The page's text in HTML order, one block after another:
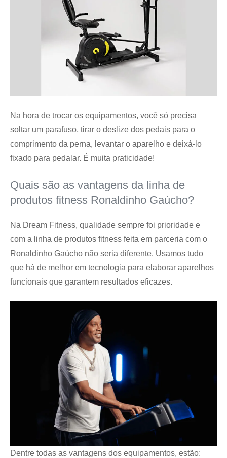
Na hora de trocar os equipamentos, você só precisa
soltar um parafuso, tirar o deslize dos pedais para o
comprimento da perna, levantar o aparelho e deixá-lo
fixado para pedalar. É muita praticidade!
Quais são as vantagens da linha de
produtos fitness Ronaldinho Gaúcho?
Na Dream Fitness, qualidade sempre foi prioridade e
com a linha de produtos fitness feita em parceria com o
Ronaldinho Gaúcho não seria diferente. Usamos tudo
que há de melhor em tecnologia para elaborar aparelhos
funcionais que garantem resultados eficazes.
Dentre todas as vantagens dos equipamentos, estão: